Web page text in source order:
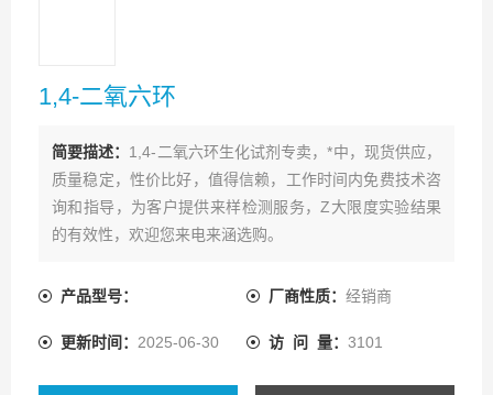
1,4-二氧六环
简要描述： 1,4-二氧六环生化试剂专卖，*中，现货供应，
质量稳定，性价比好，值得信赖，工作时间内免费技术咨
询和指导，为客户提供来样检测服务，Z大限度实验结果
的有效性，欢迎您来电来涵选购。
产品型号： 厂商性质： 经销商
更新时间： 2025-06-30 访 问 量： 3101